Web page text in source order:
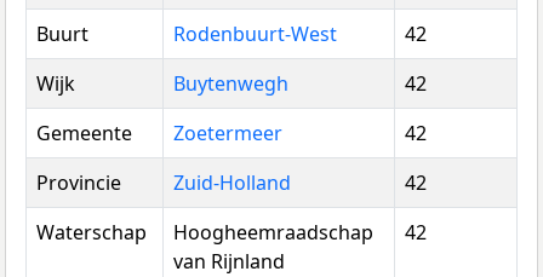
Buurt
Rodenbuurt-West
42
Wijk
Buytenwegh
42
Gemeente
Zoetermeer
42
Provincie
Zuid-Holland
42
Waterschap
Hoogheemraadschap
van Rijnland
42